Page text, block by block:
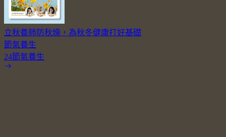
立秋養肺防秋燥，為秋冬健康打好基礎
節氣養生
24節氣養生